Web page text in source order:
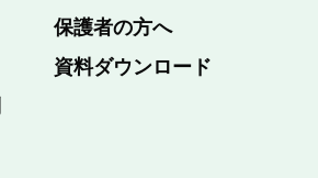
保護者の方へ
資料ダウンロード